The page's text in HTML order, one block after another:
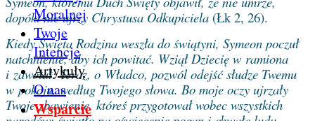
Moralnej
Twoje
Intencje
Artykuły
O nas
Wsparcie
dopóki nie ujrzy Chrystusa Odkupiciela (Łk 2, 26).
Kiedy Święta Rodzina weszła do świątyni, Symeon poczuł
natchnienie, aby ich powitać. Wziął Dziecię w ramiona
i zawołał: Teraz, o Władco, pozwól odejść słudze Twemu
w pokoju, według Twojego słowa. Bo moje oczy ujrzały
Twoje zbawienie, któreś przygotował wobec wszystkich